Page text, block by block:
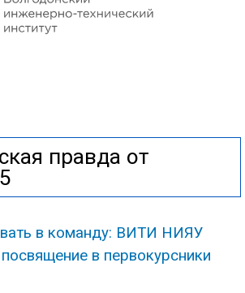
правда от
в команду: ВИТИ НИЯУ
в первокурсники